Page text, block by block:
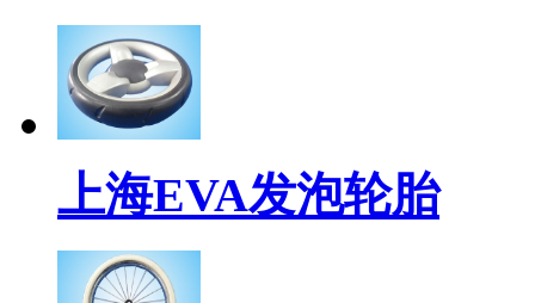
上海EVA发泡轮胎